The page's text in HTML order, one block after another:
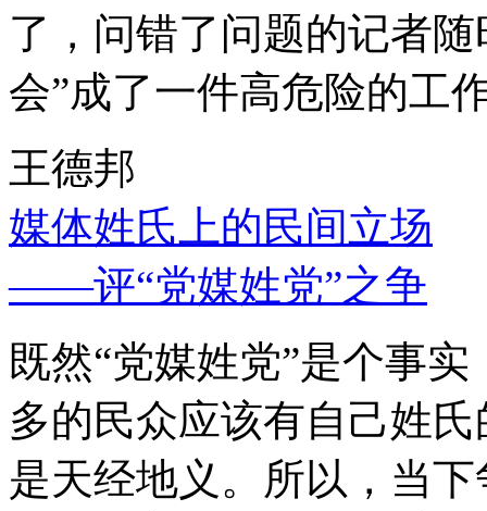
了，问错了问题的记者
会”成了一件高危险的工
王德邦
媒体姓氏上的民间立场
——评“党媒姓党”之争
既然“党媒姓党”是个事
多的民众应该有自己姓
是天经地义。所以，当